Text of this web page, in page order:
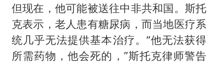
但现在，他可能被送往中非共和国。斯托
克表示，老人患有糖尿病，而当地医疗系
统几乎无法提供基本治疗。“他无法获得
所需药物，他会死的，”斯托克律师警告